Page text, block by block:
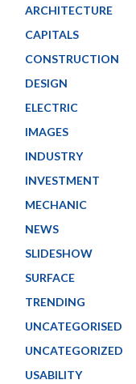
ARCHITECTURE
CAPITALS
CONSTRUCTION
DESIGN
ELECTRIC
IMAGES
INDUSTRY
INVESTMENT
MECHANIC
NEWS
SLIDESHOW
SURFACE
TRENDING
UNCATEGORISED
UNCATEGORIZED
USABILITY